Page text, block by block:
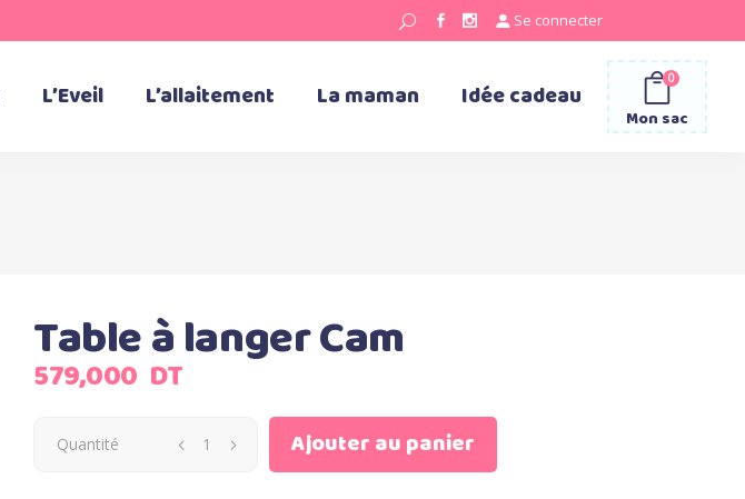
Se connecter
L’Eveil L’allaitement La maman Idée cadeau
Mon sac
0
Table à langer Cam
579,000 DT
Quantité Ajouter au panier